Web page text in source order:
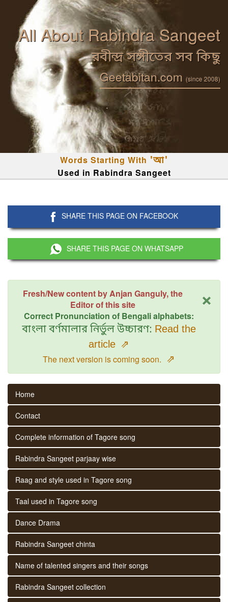
All About Rabindra Sangeet
রবীন্দ্র সঙ্গীতের সব কিছু
Geetabitan.com (since 2008)
Words Starting With 'আ'
Used in Rabindra Sangeet
SHARE THIS PAGE ON FACEBOOK
SHARE THIS PAGE ON WHATSAPP
×
Fresh/New content by Anjan Ganguly, the
Editor of this site
Correct Pronunciation of Bengali alphabets:
বাংলা বর্ণমালার নির্ভুল উচ্চারণ: Read the
article ⇗
The next version is coming soon. ⇗
Home
Contact
Complete information of Tagore song
Rabindra Sangeet parjaay wise
Raag and style used in Tagore song
Taal used in Tagore song
Dance Drama
Rabindra Sangeet chinta
Name of talented singers and their songs
Rabindra Sangeet collection